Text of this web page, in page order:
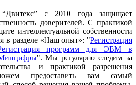
с 2010 года защищает
доверителей. С практикой
интеллектуальной собственности
в разделе «Наш опыт»: "Регистрация
программ для ЭВМ в
Минцифры". Мы регулярно следим за
и практикой разрешения
предоставить вам самый